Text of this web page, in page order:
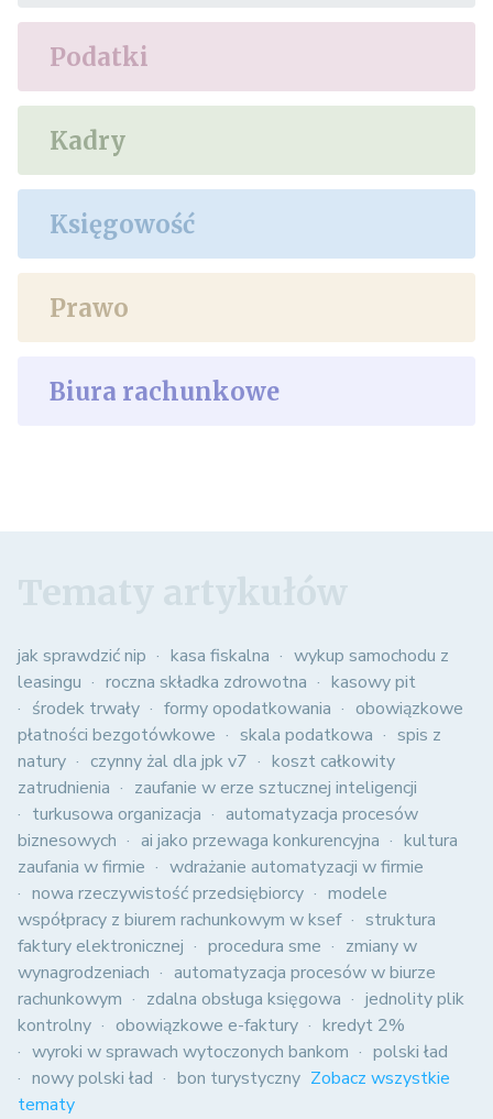
Podatki
Kadry
Księgowość
Prawo
Biura rachunkowe
jak sprawdzić nip kasa fiskalna
wykup samochodu z
leasingu
roczna składka zdrowotna
kasowy pit
środek trwały
formy opodatkowania
obowiązkowe
płatności bezgotówkowe
skala podatkowa
spis z
natury
czynny żal dla jpk v7
koszt całkowity
zatrudnienia
zaufanie w erze sztucznej inteligencji
turkusowa organizacja
automatyzacja procesów
biznesowych
ai jako przewaga konkurencyjna
kultura
zaufania w firmie
wdrażanie automatyzacji w firmie
nowa rzeczywistość przedsiębiorcy
modele
współpracy z biurem rachunkowym w ksef
struktura
faktury elektronicznej
procedura sme
zmiany w
wynagrodzeniach
automatyzacja procesów w biurze
rachunkowym
zdalna obsługa księgowa
jednolity plik
kontrolny
obowiązkowe e-faktury
kredyt 2%
wyroki w sprawach wytoczonych bankom
polski ład
nowy polski ład
bon turystyczny Zobacz wszystkie
tematy